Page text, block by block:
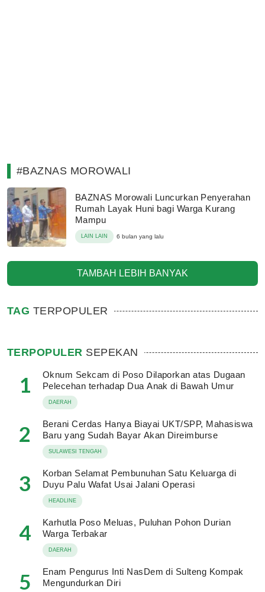
#BAZNAS MOROWALI
BAZNAS Morowali Luncurkan Penyerahan
Rumah Layak Huni bagi Warga Kurang
Mampu
LAIN LAIN 6 bulan yang lalu
TAMBAH LEBIH BANYAK
TAG TERPOPULER
TERPOPULER SEPEKAN
1
Oknum Sekcam di Poso Dilaporkan atas Dugaan
Pelecehan terhadap Dua Anak di Bawah Umur
DAERAH
2
Berani Cerdas Hanya Biayai UKT/SPP, Mahasiswa
Baru yang Sudah Bayar Akan Direimburse
SULAWESI TENGAH
3
Korban Selamat Pembunuhan Satu Keluarga di
Duyu Palu Wafat Usai Jalani Operasi
HEADLINE
4
Karhutla Poso Meluas, Puluhan Pohon Durian
Warga Terbakar
DAERAH
5
Enam Pengurus Inti NasDem di Sulteng Kompak
Mengundurkan Diri